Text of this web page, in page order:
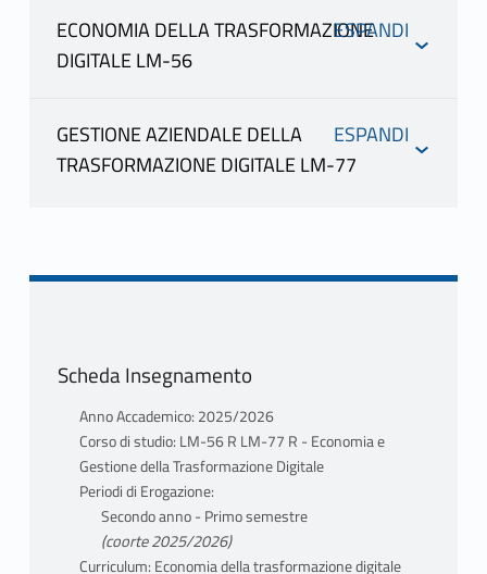
ECONOMIA DELLA TRASFORMAZIONE
DIGITALE LM-56
MASTROENI LORETTA CLARA
Introduzione al Rischio
Rischio Finanziario
Mercati dei Derivati
Il Rischio nel Settore Energetico
GESTIONE AZIENDALE DELLA
TRASFORMAZIONE DIGITALE LM-77
MASTROENI LORETTA CLARA
materiale didattico
Mutuazione: 21210495 Metodi
quantitativi per il rischio e la
complessità in Economia e Gestione
della Trasformazione Digitale LM-56 R
MASTROENI LORETTA CLARA LETIZIA
Scheda Insegnamento
Anno Accademico: 2025/2026
Corso di studio: LM-56 R LM-77 R - Economia e
Gestione della Trasformazione Digitale
Periodi di Erogazione:
Secondo anno - Primo semestre
(coorte 2025/2026)
Curriculum: Economia della trasformazione digitale